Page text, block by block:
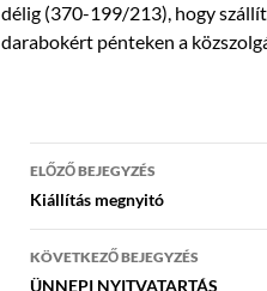
délig (370-199/213), hogy
darabokért pénteken a
Bejegyzés
navigáció
ELŐZŐ BEJEGYZÉS
Kiállítás megnyitó
KÖVETKEZŐ BEJEGYZÉS
ÜNNEPI NYITVATARTÁS